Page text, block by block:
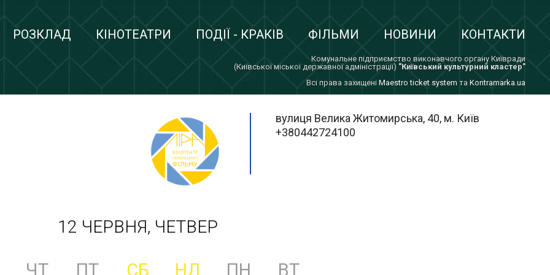
РОЗКЛАД КІНОТЕАТРИ ПОДІЇ - КРАКІВ ФІЛЬМИ НОВИНИ КОНТАКТИ
Комунальне підприємство виконавчого органу Київради
(Київської міської державної адміністрації) "Київський культурний кластер"
Всi права захищенi Maestro ticket system та Kontramarka.ua
вулиця Велика Житомирська, 40, м. Київ
+380442724100
12 ЧЕРВНЯ, ЧЕТВЕР
ЧТ ПТ СБ НД ПН ВТ